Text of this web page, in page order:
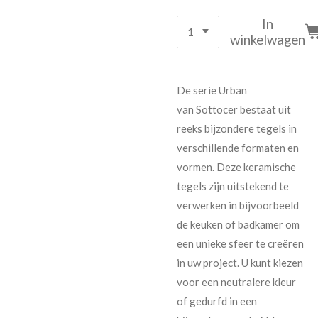
In
winkelwagen
De serie Urban
van Sottocerbestaat uit
reeks bijzondere tegels in
verschillende formaten en
vormen. Deze keramische
tegels zijn uitstekend te
verwerken in bijvoorbeeld
de keuken of badkamer om
een unieke sfeer te creëren
in uw project. U kunt kiezen
voor een neutralere kleur
of gedurfd in een